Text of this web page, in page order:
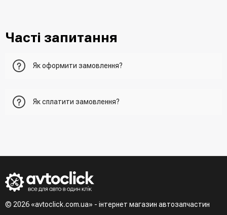
Часті запитання
Як оформити замовлення?
нього та вказати всю необхідну інформацію про
зателефонує менеджер для підтвердження та уточнення
Третій варіант - зробити замовлення в телефонному
Як сплатити замовлення?
© 2026 «avtoclick.com.ua» - інтернет магазин автозапчастин